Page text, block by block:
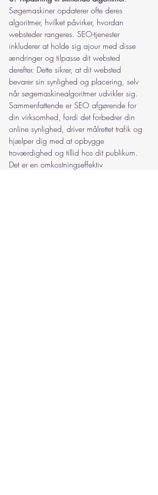
Søgemaskiner opdaterer ofte deres
algoritmer, hvilket påvirker, hvordan
websteder rangeres. SEO-tjenester
inkluderer at holde sig ajour med disse
ændringer og tilpasse dit websted
derefter. Dette sikrer, at dit websted
bevarer sin synlighed og placering, selv
når søgemaskinealgoritmer udvikler sig.
Sammenfattende er SEO afgørende for
din virksomhed, fordi det forbedrer din
online synlighed, driver målrettet trafik og
hjælper dig med at opbygge
troværdighed og tillid hos dit publikum.
Det er en omkostningseffektiv